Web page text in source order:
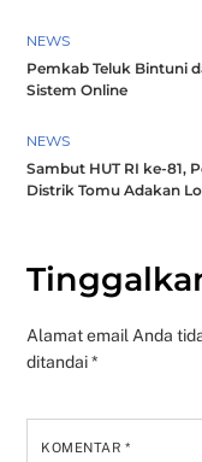
NEWS
Pemkab Teluk Bintuni
Sistem Online
NEWS
Sambut HUT RI ke-81,
Distrik Tomu Adakan
Alamat email Anda
ditandai*
KOMENTAR*